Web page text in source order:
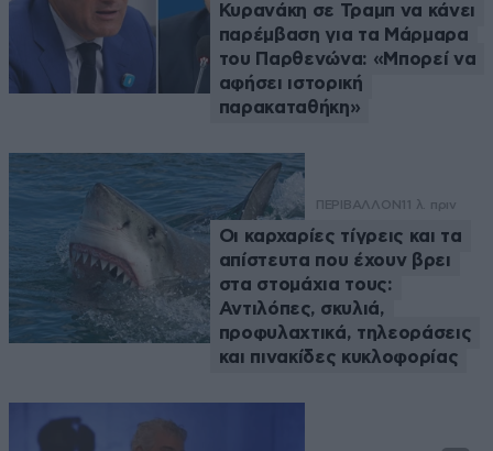
Κυρανάκη σε Τραμπ να κάνει
παρέμβαση για τα Μάρμαρα
του Παρθενώνα: «Μπορεί να
αφήσει ιστορική
παρακαταθήκη»
ΠΕΡΙΒΑΛΛΟΝ 11 λ. πριν
Οι καρχαρίες τίγρεις και τα
απίστευτα που έχουν βρει
στα στομάχια τους:
Αντιλόπες, σκυλιά,
προφυλαχτικά, τηλεοράσεις
και πινακίδες κυκλοφορίας